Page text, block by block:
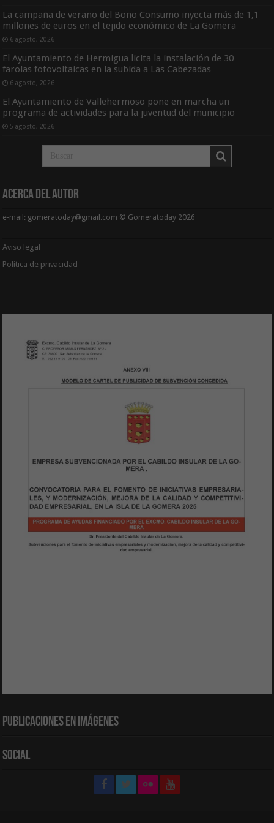
La campaña de verano del Bono Consumo inyecta más de 1,1
millones de euros en el tejido económico de La Gomera
6 agosto, 2026
El Ayuntamiento de Hermigua licita la instalación de 30
farolas fotovoltaicas en la subida a Las Cabezadas
6 agosto, 2026
El Ayuntamiento de Vallehermoso pone en marcha un
programa de actividades para la juventud del municipio
5 agosto, 2026
Acerca del Autor
e-mail: gomeratoday@gmail.com © Gomeratoday 2026
Aviso legal
Política de privacidad
Publicaciones en Imágenes
Social